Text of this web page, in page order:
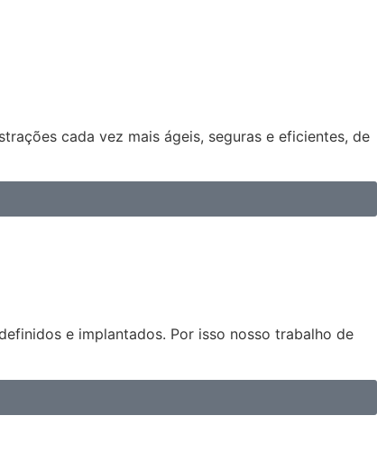
cada vez mais ágeis, seguras e eficientes, de
e implantados. Por isso nosso trabalho de